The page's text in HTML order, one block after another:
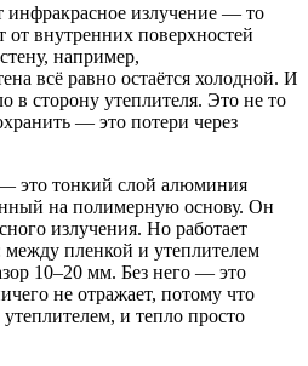
инфракрасное излучение — то
от внутренних поверхностей
например,
всё равно остаётся холодной. И
в сторону утеплителя. Это не то
— это потери через
это тонкий слой алюминия
на полимерную основу. Он
излучения. Но работает
пленкой и утеплителем
10–20 мм. Без него — это
не отражает, потому что
и тепло просто